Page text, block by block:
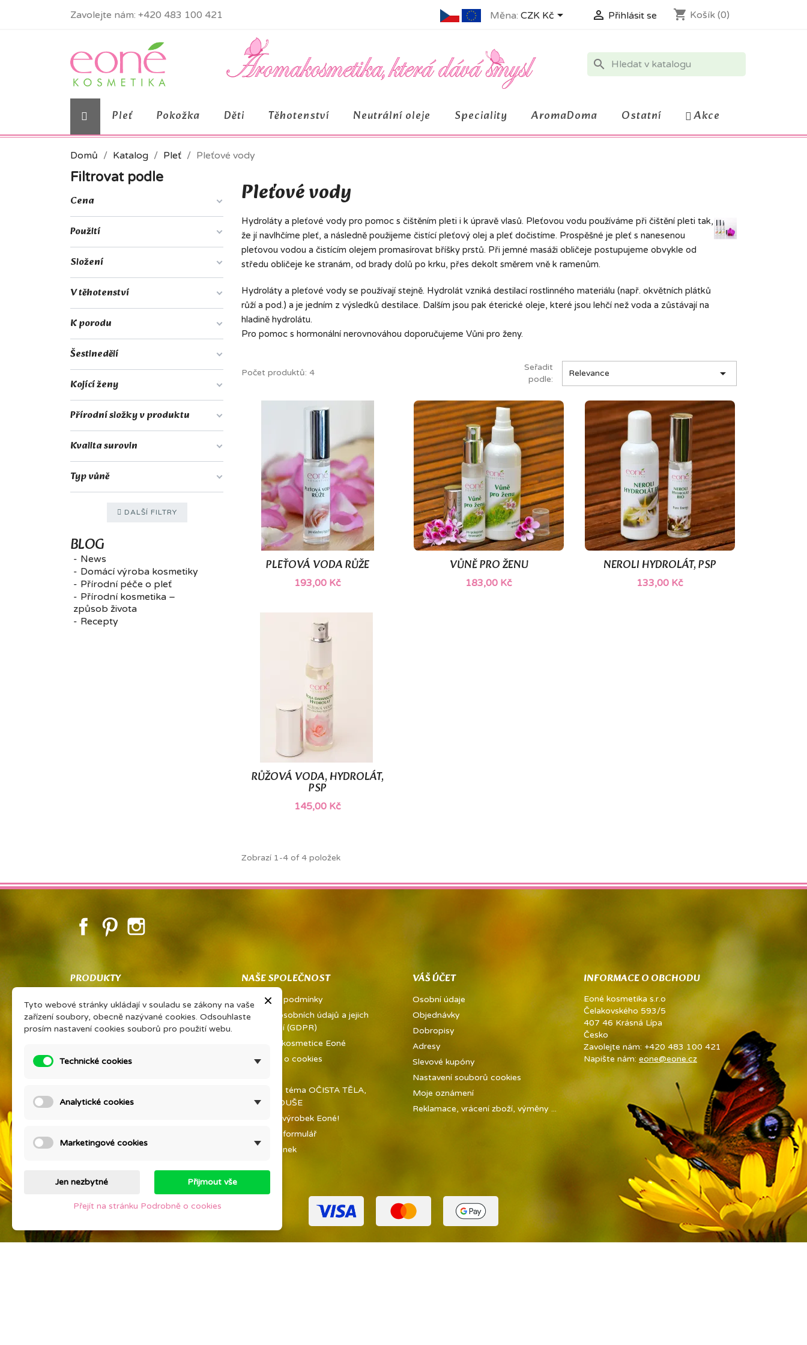
Zavolejte nám: +420 483 100 421 Měna: CZK Kč  Přihlásit se shopping_cart Košík (0)
search
Pleť Pokožka Děti Těhotenství Neutrální oleje Speciality AromaDoma Ostatní Akce
Domů Katalog Pleť Pleťové vody
Filtrovat podle
Cena
Použití
Složení
V těhotenství
K porodu
Šestinedělí
Kojící ženy
Přírodní složky v produktu
Kvalita surovin
Typ vůně
DALŠÍ FILTRY
BLOG
News
Domácí výroba kosmetiky
Přírodní péče o pleť
Přírodní kosmetika –
způsob života
Recepty
Pleťové vody
Hydroláty a pleťové vody pro pomoc s čištěním pleti i k úpravě vlasů. Pleťovou vodu používáme při čištění pleti tak,
že jí navlhčíme pleť, a následně použijeme čistící pleťový olej a pleť dočistíme. Prospěšné je pleť s nanesenou
pleťovou vodou a čistícím olejem promasírovat bříšky prstů. Při jemné masáži obličeje postupujeme obvykle od
středu obličeje ke stranám, od brady dolů po krku, přes dekolt směrem vně k ramenům.
Hydroláty a pleťové vody se používají stejně. Hydrolát vzniká destilací rostlinného materiálu (např. okvětních plátků
růží a pod.) a je jedním z výsledků destilace. Dalším jsou pak éterické oleje, které jsou lehčí než voda a zůstávají na
hladině hydrolátu.
Pro pomoc s hormonální nerovnováhou doporučujeme Vůni pro ženy.
Počet produktů: 4
Seřadit
podle:
Relevance 
PLEŤOVÁ VODA RŮŽE
193,00 Kč
Rychlý náhled VŮNĚ PRO ŽENU
183,00 Kč
Rychlý náhled NEROLI HYDROLÁT, PSP
133,00 Kč
Rychlý náhled
RŮŽOVÁ VODA, HYDROLÁT,
PSP
145,00 Kč
Rychlý náhled
Zobrazí 1-4 of 4 položek
FacebookPinterest
PRODUKTY
Co znamená PSP
Vaše sdílené zkušenosti Vám získají
slevu na oblíbený výrobek
Prohlášení výrobce kosmetiky
Slevy
NAŠE SPOLEČNOST
Obchodní podmínky
Ochrana osobních údajů a jejich
zpracování (GDPR)
O firmě a kosmetice Eoné
Podrobně o cookies
Setkání na téma OČISTA TĚLA,
MYSLI A DUŠE
Otestujte výrobek Eoné!
Kontaktní formulář
Mapa stránek
VÁŠ ÚČET
Osobní údaje
Objednávky
Dobropisy
Adresy
Slevové kupóny
Nastavení souborů cookies
Moje oznámení
Reklamace, vrácení zboží, výměny ...
INFORMACE O OBCHODU
Eoné kosmetika s.r.o
Čelakovského 593/5
407 46 Krásná Lípa
Česko
Zavolejte nám: +420 483 100 421
Napište nám: eone@eone.cz
×
Tyto webové stránky ukládají v souladu se zákony na vaše
zařízení soubory, obecně nazývané cookies. Odsouhlaste
prosím nastavení cookies souborů pro použití webu.
Technické cookies
Analytické cookies
Marketingové cookies
Jen nezbytné Přijmout vše
Přejít na stránku Podrobně o cookies